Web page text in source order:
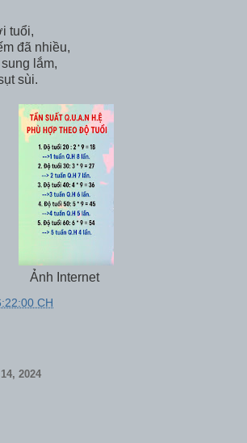
tuổi,
đã nhiều,
lắm,
sùi.
Ảnh Internet
CH
2024